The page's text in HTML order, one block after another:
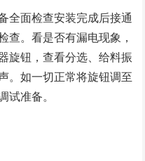
全面检查安装完成后接通
查。看是否有漏电现象，
旋钮，查看分选、给料振
。如一切正常将旋钮调至
准备。